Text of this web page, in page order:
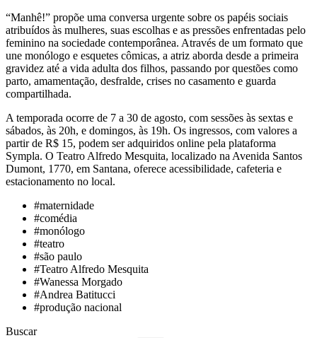
“Manhê!” propõe uma conversa urgente sobre os papéis sociais
atribuídos às mulheres, suas escolhas e as pressões enfrentadas pelo
feminino na sociedade contemporânea. Através de um formato que
une monólogo e esquetes cômicas, a atriz aborda desde a primeira
gravidez até a vida adulta dos filhos, passando por questões como
parto, amamentação, desfralde, crises no casamento e guarda
compartilhada.
A temporada ocorre de 7 a 30 de agosto, com sessões às sextas e
sábados, às 20h, e domingos, às 19h. Os ingressos, com valores a
partir de R$ 15, podem ser adquiridos online pela plataforma
Sympla. O Teatro Alfredo Mesquita, localizado na Avenida Santos
Dumont, 1770, em Santana, oferece acessibilidade, cafeteria e
estacionamento no local.
#maternidade
#comédia
#monólogo
#teatro
#são paulo
#Teatro Alfredo Mesquita
#Wanessa Morgado
#Andrea Batitucci
#produção nacional
Buscar